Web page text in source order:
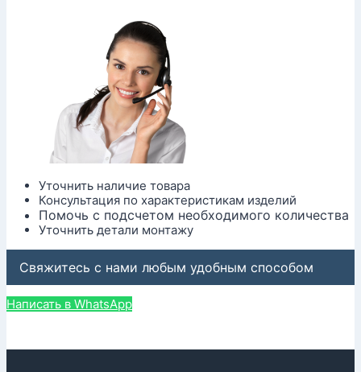
Уточнить наличие товара
Консультация по характеристикам изделий
Помочь с подсчетом необходимого количества
Уточнить детали монтажу
Свяжитесь с нами любым удобным способом
Написать в WhatsApp